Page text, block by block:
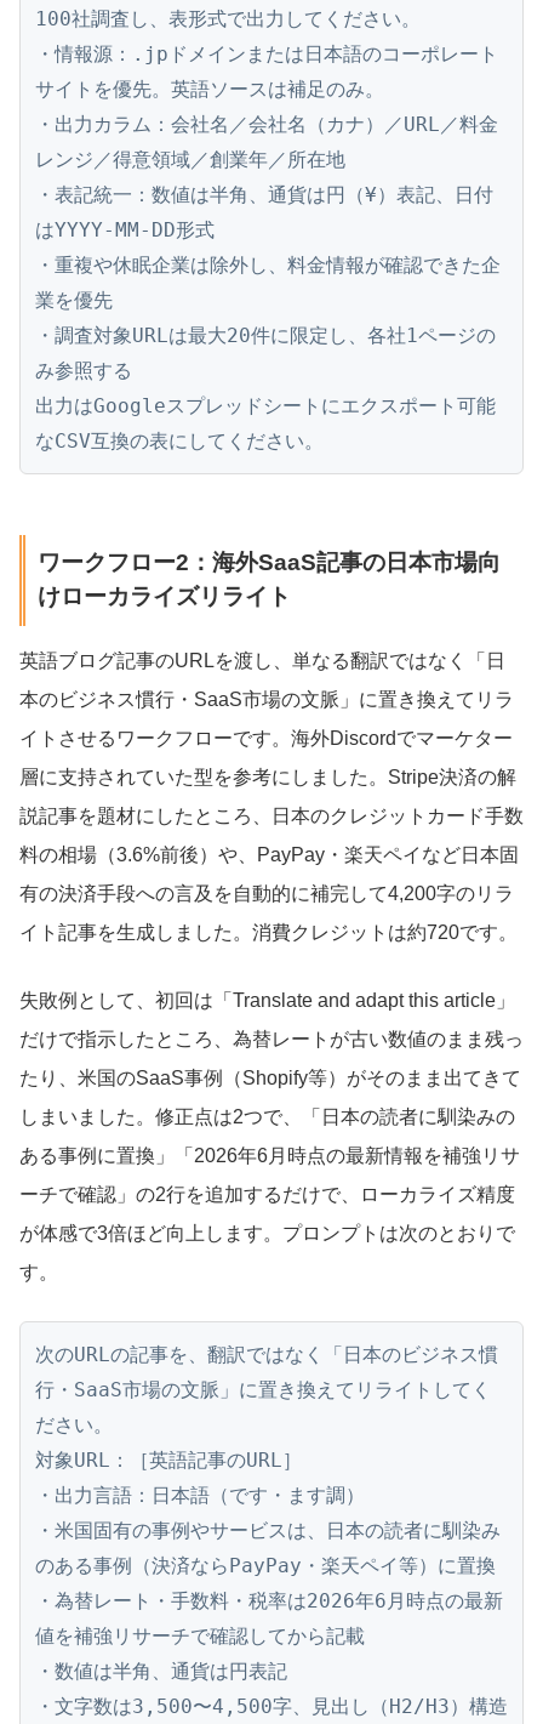
100社調査し、表形式で出力してください。
・情報源：.jpドメインまたは日本語のコーポレート
サイトを優先。英語ソースは補足のみ。
・出力カラム：会社名／会社名（カナ）／URL／料金
レンジ／得意領域／創業年／所在地
・表記統一：数値は半角、通貨は円（¥）表記、日付
はYYYY-MM-DD形式
・重複や休眠企業は除外し、料金情報が確認できた企
業を優先
・調査対象URLは最大20件に限定し、各社1ページの
み参照する
出力はGoogleスプレッドシートにエクスポート可能
なCSV互換の表にしてください。
ワークフロー2：海外SaaS記事の日本市場向
けローカライズリライト
英語ブログ記事のURLを渡し、単なる翻訳ではなく「日
本のビジネス慣行・SaaS市場の文脈」に置き換えてリラ
イトさせるワークフローです。海外Discordでマーケター
層に支持されていた型を参考にしました。Stripe決済の解
説記事を題材にしたところ、日本のクレジットカード手数
料の相場（3.6%前後）や、PayPay・楽天ペイなど日本固
有の決済手段への言及を自動的に補完して4,200字のリラ
イト記事を生成しました。消費クレジットは約720です。
失敗例として、初回は「Translate and adapt this article」
だけで指示したところ、為替レートが古い数値のまま残っ
たり、米国のSaaS事例（Shopify等）がそのまま出てきて
しまいました。修正点は2つで、「日本の読者に馴染みの
ある事例に置換」「2026年6月時点の最新情報を補強リサ
ーチで確認」の2行を追加するだけで、ローカライズ精度
が体感で3倍ほど向上します。プロンプトは次のとおりで
す。
次のURLの記事を、翻訳ではなく「日本のビジネス慣
行・SaaS市場の文脈」に置き換えてリライトしてく
ださい。
対象URL：［英語記事のURL］
・出力言語：日本語（です・ます調）
・米国固有の事例やサービスは、日本の読者に馴染み
のある事例（決済ならPayPay・楽天ペイ等）に置換
・為替レート・手数料・税率は2026年6月時点の最新
値を補強リサーチで確認してから記載
・数値は半角、通貨は円表記
・文字数は3,500〜4,500字、見出し（H2/H3）構造